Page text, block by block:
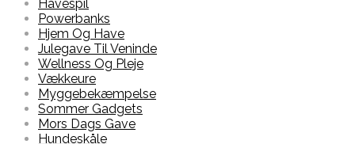
Havespil
Powerbanks
Hjem Og Have
Julegave Til Veninde
Wellness Og Pleje
Vækkeure
Myggebekæmpelse
Sommer Gadgets
Mors Dags Gave
Hundeskåle